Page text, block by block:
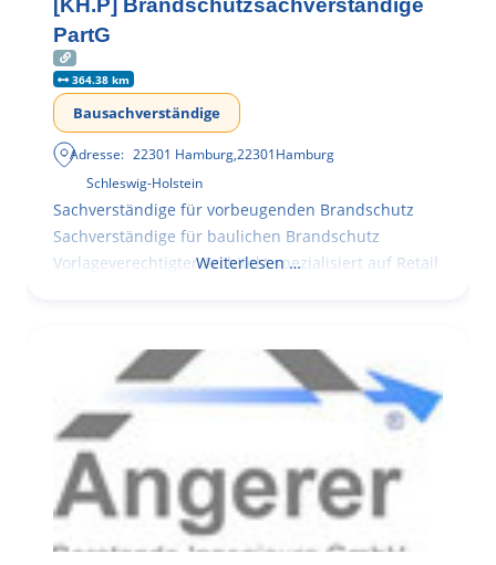
[KH.P] Brandschutzsachverständige
PartG
364.38 km
Bausachverständige
Adresse: 22301 Hamburg,22301Hamburg
Schleswig-Holstein
Sachverständige für vorbeugenden Brandschutz
Sachverständige für baulichen Brandschutz
Vorlageverechtigter Architekt spezialisiert auf Retail
Weiterlesen …